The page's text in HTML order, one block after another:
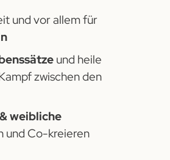
und vor allem für
und heile
zwischen den
weibliche
und Co-kreieren